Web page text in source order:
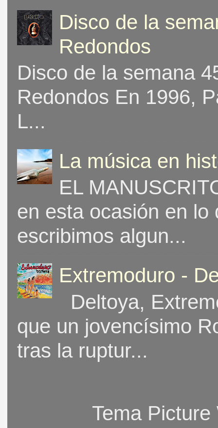
Disco de la
Redondos
Disco de la semana
Redondos En 1996,
L...
La música en
EL
en esta ocasión en
escribimos algun...
Extremoduro -
Deltoya,
que un jovencísimo
tras la ruptur...
Tema